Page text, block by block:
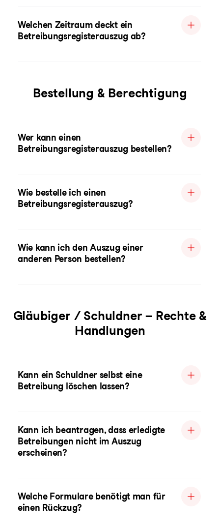
Welchen Zeitraum deckt ein
Betreibungsregisterauszug ab?
Bestellung & Berechtigung
Wer kann einen
Betreibungsregisterauszug bestellen?
Wie bestelle ich einen
Betreibungsregisterauszug?
Wie kann ich den Auszug einer
anderen Person bestellen?
Gläubiger / Schuldner – Rechte &
Handlungen
Kann ein Schuldner selbst eine
Betreibung löschen lassen?
Kann ich beantragen, dass erledigte
Betreibungen nicht im Auszug
erscheinen?
Welche Formulare benötigt man für
einen Rückzug?